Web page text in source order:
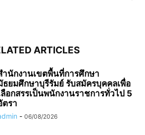
ARTICLES
ำนักงานเขตพื้นที่การศึกษา
ธยมศึกษาบุรีรัมย์ รับสมัครบุคคลเพื่อ
ลือกสรรเป็นพนักงานราชการทั่วไป 5
ตรา
- 06/08/2026